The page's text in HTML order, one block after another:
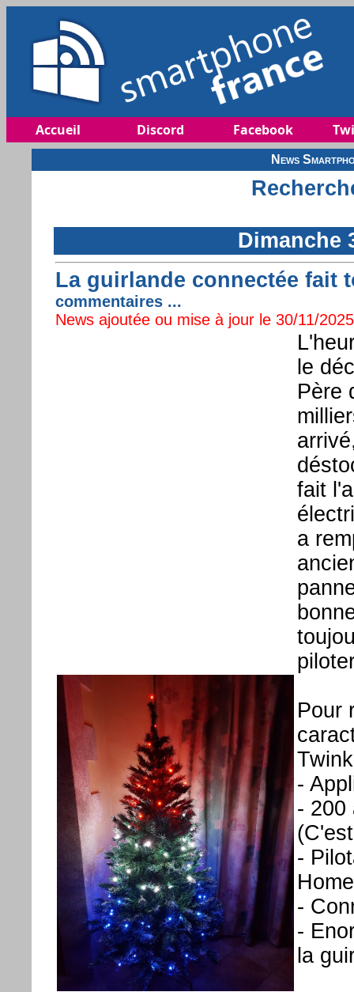
Accueil Discord Facebook
News
Dimanche
La guirlande connectée fait
commentaires ...
News ajoutée ou mise à jour le 30/11/
le
Père
fait
a
Pour
-
- 200
-
-
-
la